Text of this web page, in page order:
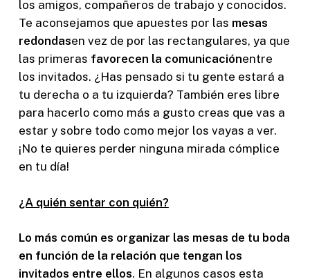
los amigos, compañeros de trabajo y conocidos.
Te aconsejamos que apuestes por las mesas
redondasen vez de por las rectangulares, ya que
las primeras favorecen la comunicaciónentre
los invitados. ¿Has pensado si tu gente estará a
tu derecha o a tu izquierda? También eres libre
para hacerlo como más a gusto creas que vas a
estar y sobre todo como mejor los vayas a ver.
¡No te quieres perder ninguna mirada cómplice
en tu día!
¿A quién sentar con quién?
Lo más común es organizar las mesas de tu boda
en función de la relación que tengan los
invitados entre ellos. En algunos casos esta